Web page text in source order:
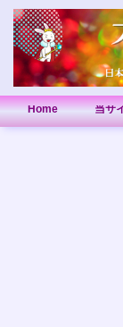
Home 当サ